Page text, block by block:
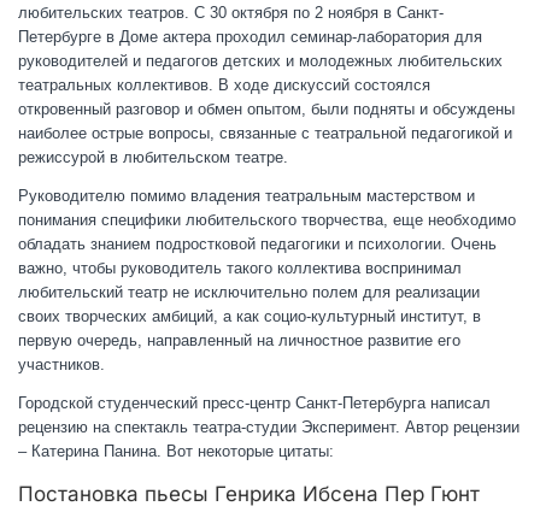
любительских театров. С 30 октября по 2 ноября в Санкт-
Петербурге в Доме актера проходил семинар-лаборатория для
руководителей и педагогов детских и молодежных любительских
театральных коллективов. В ходе дискуссий состоялся
откровенный разговор и обмен опытом, были подняты и обсуждены
наиболее острые вопросы, связанные с театральной педагогикой и
режиссурой в любительском театре.
Руководителю помимо владения театральным мастерством и
понимания специфики любительского творчества, еще необходимо
обладать знанием подростковой педагогики и психологии. Очень
важно, чтобы руководитель такого коллектива воспринимал
любительский театр не исключительно полем для реализации
своих творческих амбиций, а как социо-культурный институт, в
первую очередь, направленный на личностное развитие его
участников.
Городской студенческий пресс-центр Санкт-Петербурга написал
рецензию на спектакль театра-студии Эксперимент. Автор рецензии
– Катерина Панина. Вот некоторые цитаты:
Постановка пьесы Генрика Ибсена Пер Гюнт